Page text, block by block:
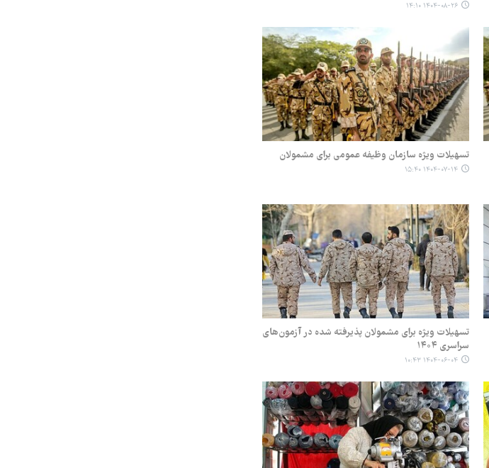
۱۴۰۴-۰۸-۲۶ ۱۴:۱۰
تسهیلات ویژه سازمان وظیفه عمومی برای مشمولان
۱۴۰۴-۰۷-۱۴ ۱۵:۴۰
تسهیلات ویژه برای مشمولان پذیرفته شده در آزمون‌های
سراسری ۱۴۰۴
۱۴۰۴-۰۶-۰۴ ۱۰:۴۳